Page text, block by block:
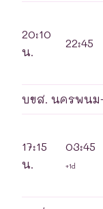
20:10
น.
22:45
บขส. นครพนม
17:15
น.
03:45
+1d